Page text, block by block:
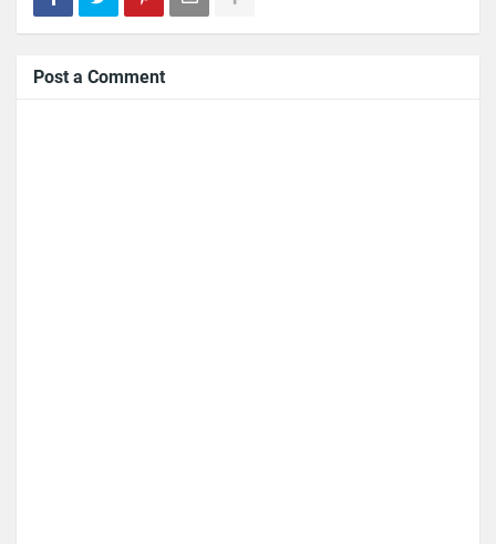
Post a Comment